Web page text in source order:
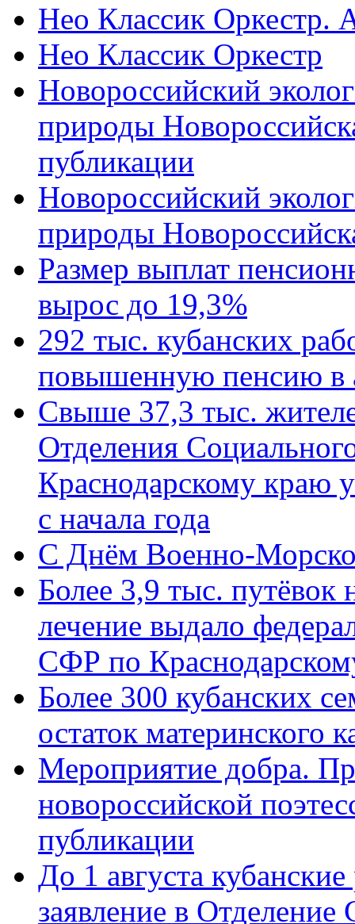
Нео Классик Оркестр.
Нео Классик Оркестр
Новороссийский
природы
публикации
Новороссийский
природы
Размер выплат
вырос до 19,3%
292 тыс. кубанских
повышенную пенсию в
Свыше 37,3 тыс.
Отделения
Краснодарскому краю
с начала года
C Днём Военно-
Более 3,9 тыс. путёвок
лечение выдало
СФР по
Более 300 кубанских
остаток материнского
Мероприятие добра.
новороссийской
публикации
До 1 августа
заявление в